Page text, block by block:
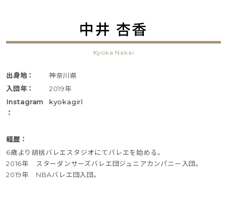
中井 杏香
Kyoka Nakai
出身地：
神奈川県
入団年：
2019年
Instagram
：
kyokagirl
経歴：
6歳より胡桃バレエスタジオにてバレエを始める。
2016年 スターダンサーズバレエ団ジュニアカンパニー入団。
2019年 NBAバレエ団入団。